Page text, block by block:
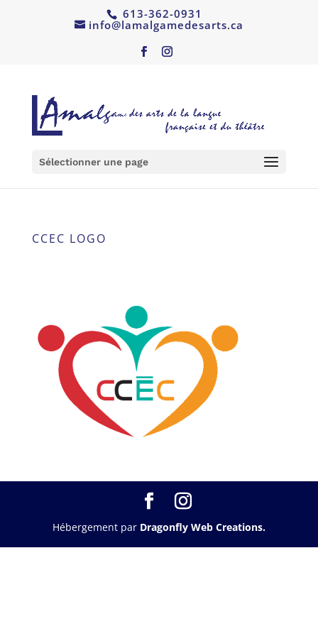
613-362-0931
info@lamalgamedesarts.ca
Sélectionner une page
CCEC LOGO
Hébergement par Dragonfly Web Creations.